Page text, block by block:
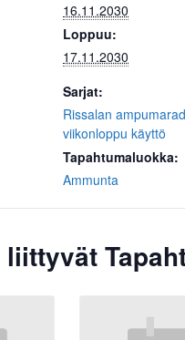
16.11.2030
Loppuu:
17.11.2030
Sarjat:
Rissalan
viikonloppu käyttö
Tapahtumaluokka:
Ammunta